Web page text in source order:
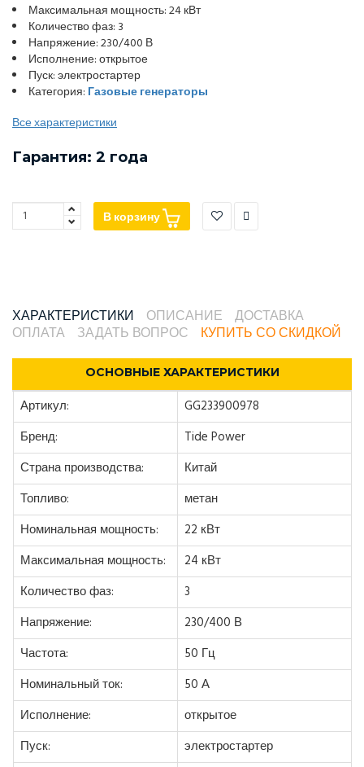
Максимальная мощность: 24 кВт
Количество фаз: 3
Напряжение: 230/400 В
Исполнение: открытое
Пуск: электростартер
Категория: Газовые генераторы
Все характеристики
Гарантия: 2 года
В корзину
ХАРАКТЕРИСТИКИ ОПИСАНИЕ
ДОСТАВКА
ОПЛАТА
ЗАДАТЬ ВОПРОС КУПИТЬ СО СКИДКОЙ
ОСНОВНЫЕ ХАРАКТЕРИСТИКИ
Артикул:
GG233900978
Бренд:
Tide Power
Страна производства:
Китай
Топливо:
метан
Номинальная мощность:
22 кВт
Максимальная мощность:
24 кВт
Количество фаз:
3
Напряжение:
230/400 В
Частота:
50 Гц
Номинальный ток:
50 А
Исполнение:
открытое
Пуск:
электростартер